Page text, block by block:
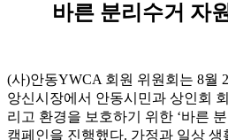
바른 분리수거 자
(사)안동YWCA 회원 위원회는 8월
앙신시장에서 안동시민과 상인회
리고 환경을 보호하기 위한 ‘바른
캠페인을 진행했다. 가정과 일상